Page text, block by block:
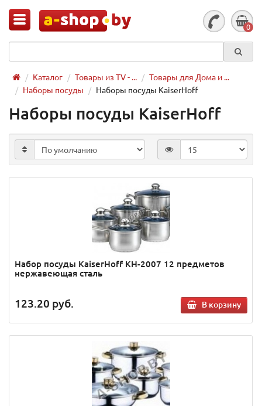
0
Каталог Товары из TV - ...
Товары для Дома и ...
Наборы посуды
Наборы посуды KaiserHoff
Наборы посуды KaiserHoff
Набор посуды KaiserHoff KH-2007 12 предметов
нержавеющая сталь
123.20 руб. В корзину